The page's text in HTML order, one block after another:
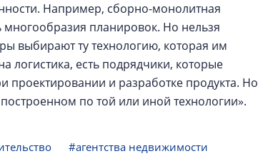
Например, сборно-монолитная
планировок. Но нельзя
выбирают ту технологию, которая им
логистика, есть подрядчики, которые
проектировании и разработке продукта. Но
по той или иной технологии».
#агентства недвижимости